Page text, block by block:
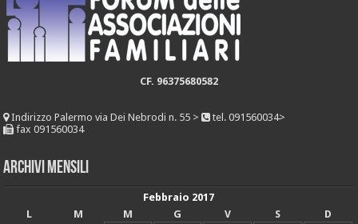
CF. 96375680582
IndirizzoPalermo via Dei Nebrodi n. 55 >
tel. 091560034>
fax 091560034
Archivi mensili
Febbraio 2017
L
M M G V S
D